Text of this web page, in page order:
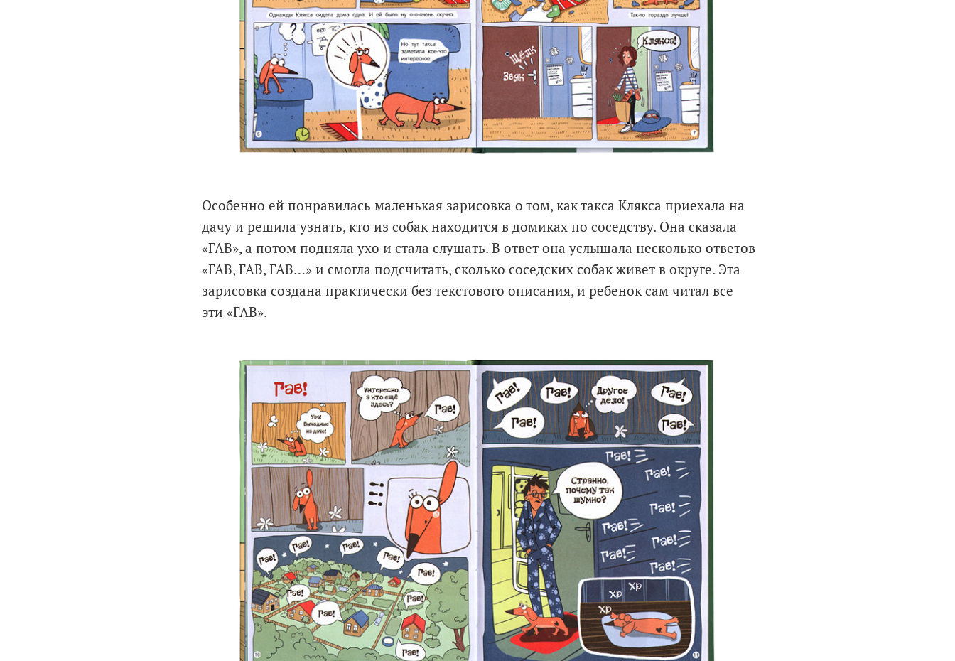
Особенно ей понравилась маленькая зарисовка о том, как такса Клякса приехала на
дачу и решила узнать, кто из собак находится в домиках по соседству. Она сказала
«ГАВ», а потом подняла ухо и стала слушать. В ответ она услышала несколько ответов
«ГАВ, ГАВ, ГАВ…» и смогла подсчитать, сколько соседских собак живет в округе. Эта
зарисовка создана практически без текстового описания, и ребенок сам читал все
эти «ГАВ».